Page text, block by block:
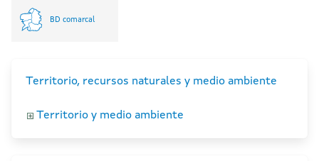
BD comarcal
Territorio, recursos naturales y medio ambiente
Territorio y medio ambiente